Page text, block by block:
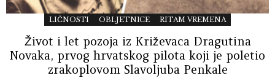
LIČNOSTI OBLJETNICE RITAM VREMENA
Život i let pozoja iz Križevaca Dragutina
Novaka, prvog hrvatskog pilota koji je poletio
zrakoplovom Slavoljuba Penkale